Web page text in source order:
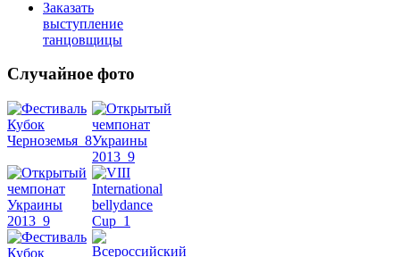
Заказать
выступление
танцовщицы
Случайное фото
Dance